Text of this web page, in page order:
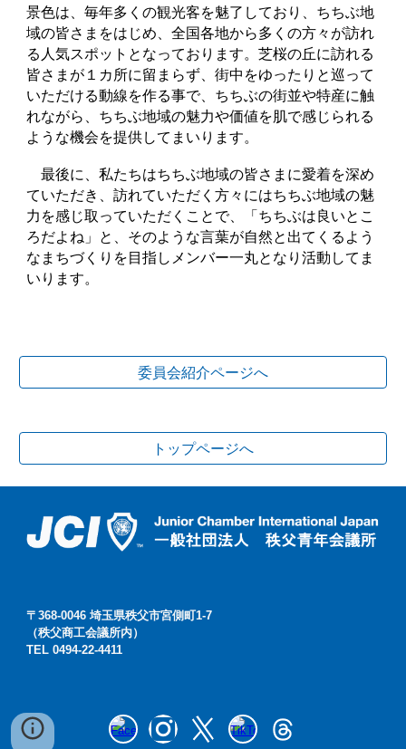
景色は、毎年多くの観光客を魅了しており、ちちぶ地
域の皆さまをはじめ、全国各地から多くの方々が訪れ
る人気スポットとなっております。芝桜の丘に訪れる
皆さまが１カ所に留まらず、街中をゆったりと巡って
いただける動線を作る事で、ちちぶの街並や特産に触
れながら、ちちぶ地域の魅力や価値を肌で感じられる
ような機会を提供してまいります。
最後に、私たちはちちぶ地域の皆さまに愛着を深め
ていただき、訪れていただく方々にはちちぶ地域の魅
力を感じ取っていただくことで、「ちちぶは良いとこ
ろだよね」と、そのような言葉が自然と出てくるよう
なまちづくりを目指しメンバー一丸となり活動してま
いります。
委員会紹介ページへ
トップページへ
〒368-0046 埼玉県秩父市宮側町1-7
（秩父商工会議所内）
TEL 0494-22-4411